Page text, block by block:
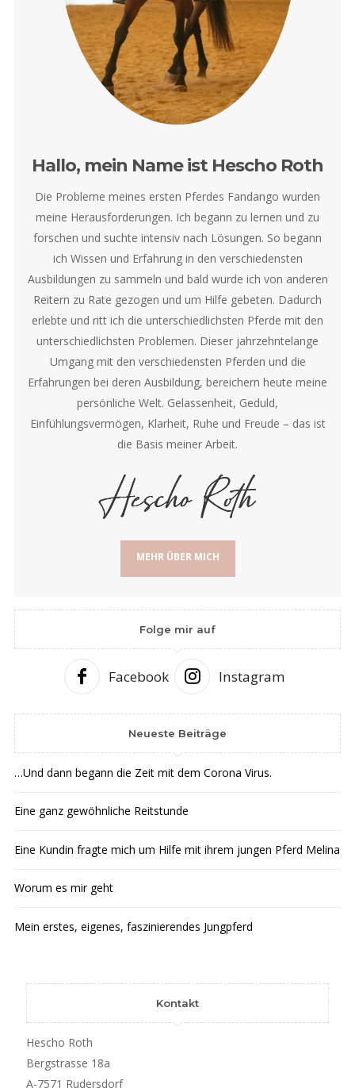
Hallo, mein Name ist Hescho Roth
Die Probleme meines ersten Pferdes Fandango wurden
meine Herausforderungen. Ich begann zu lernen und zu
forschen und suchte intensiv nach Lösungen. So begann
ich Wissen und Erfahrung in den verschiedensten
Ausbildungen zu sammeln und bald wurde ich von anderen
Reitern zu Rate gezogen und um Hilfe gebeten. Dadurch
erlebte und ritt ich die unterschiedlichsten Pferde mit den
unterschiedlichsten Problemen. Dieser jahrzehntelange
Umgang mit den verschiedensten Pferden und die
Erfahrungen bei deren Ausbildung, bereichern heute meine
persönliche Welt. Gelassenheit, Geduld,
Einfühlungsvermögen, Klarheit, Ruhe und Freude – das ist
die Basis meiner Arbeit.
MEHR ÜBER MICH
Folge mir auf
Facebook Instagram
Neueste Beiträge
…Und dann begann die Zeit mit dem Corona Virus.
Eine ganz gewöhnliche Reitstunde
Eine Kundin fragte mich um Hilfe mit ihrem jungen Pferd Melina
Worum es mir geht
Mein erstes, eigenes, faszinierendes Jungpferd
Kontakt
Hescho Roth
Bergstrasse 18a
A-7571 Rudersdorf